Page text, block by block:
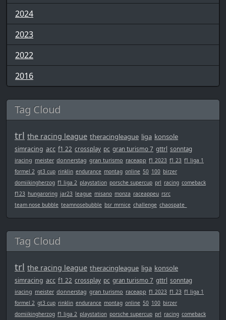
2024
2023
2022
2016
Tag Cloud
trl the racing league theracingleague liga konsole
simracing acc f1 22 crossplay pc gran turismo 7 gttrl sonntag
iracing meister donnerstag gran turismo raceapp f1 2023 f1 23 f1 liga 1
formel 2 gt3 cup rinklin endurance montag online 50 100 birzer
domiikingherzog f1 liga 2 playstation porsche supercup prl racing comeback
f123 hungaroring jar23 league misano monza raceappeu rsrc
team nose bubble teamnosebubble bsr_mrnice challenge chaospate_
Tag Cloud
trl the racing league theracingleague liga konsole
simracing acc f1 22 crossplay pc gran turismo 7 gttrl sonntag
iracing meister donnerstag gran turismo raceapp f1 2023 f1 23 f1 liga 1
formel 2 gt3 cup rinklin endurance montag online 50 100 birzer
domiikingherzog f1 liga 2 playstation porsche supercup prl racing comeback